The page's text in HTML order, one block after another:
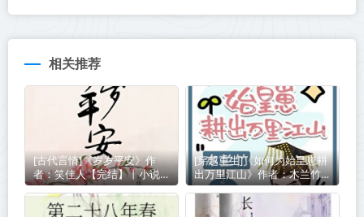
相关推荐
[古代言情]《岁岁平安》作
者：笑佳人【完结】丨小说资
源百度网盘免费txt下载
[穿越重生]《如何为始皇崽耕
出万里江山》作者：木兰竹
【完结】丨小说资源百度网盘
免费txt下载